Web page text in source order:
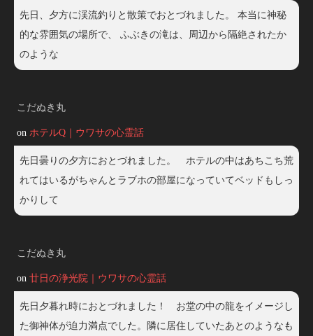
先日、夕方に渓流釣りと散策でおとづれました。 本当に神秘
的な雰囲気の場所で、 ふぶきの滝は、周辺から隔絶されたか
のような
こだぬき丸
on ホテルQ｜ウワサの心霊話
先日曇りの夕方におとづれました。 ホテルの中はあちこち荒
れてはいるがちゃんとラブホの部屋になっていてベッドもしっ
かりして
こだぬき丸
on 廿日の浄光院｜ウワサの心霊話
先日夕暮れ時におとづれました！ お堂の中の龍をイメージし
た御神体が迫力満点でした。隣に居住していたあとのようなも